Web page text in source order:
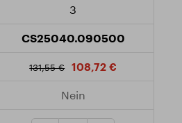
3
CS25040.090500
131,55 € 108,72 €
Nein